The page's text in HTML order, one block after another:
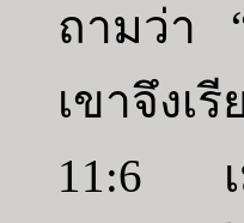
ถามว่า
เขาจึงเ
11:6 เ